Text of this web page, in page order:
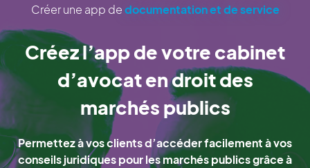
Créer une app dedocumentation et de service
Créez l’app de votre cabinet
d’avocat en droit des
marchés publics
Permettez à vos clients d’accéder facilement à vos
conseils juridiques pour les marchés publics grâce à